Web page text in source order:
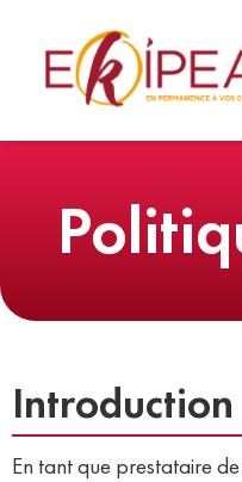
Introduction
En tant que prestataire